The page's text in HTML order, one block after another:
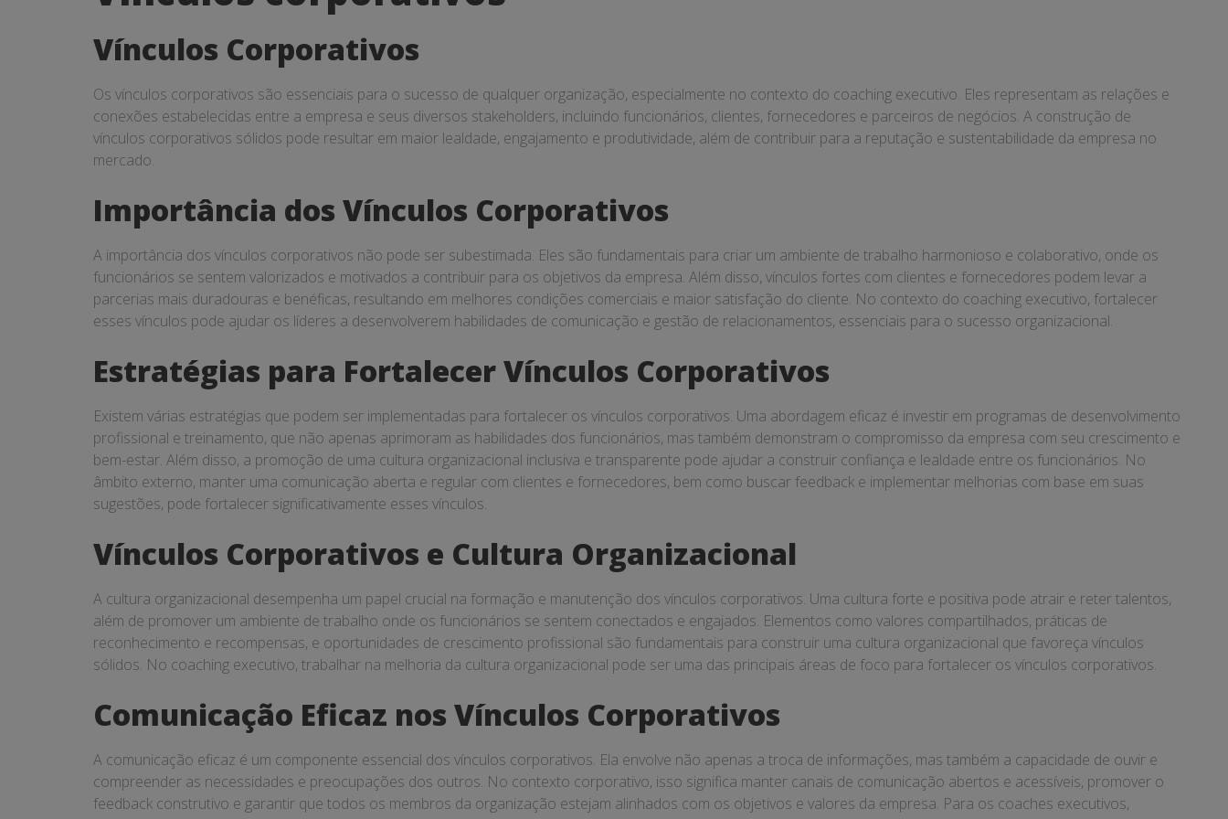
corporativos
Vínculos Corporativos
Os vínculos corporativos são essenciais para o sucesso de qualquer organização, especialmente no contexto do coaching executivo. Eles representam as relações e
conexões estabelecidas entre a empresa e seus diversos stakeholders, incluindo funcionários, clientes, fornecedores e parceiros de negócios. A construção de
vínculos corporativos sólidos pode resultar em maior lealdade, engajamento e produtividade, além de contribuir para a reputação e sustentabilidade da empresa no
mercado.
Importância dos Vínculos Corporativos
A importância dos vínculos corporativos não pode ser subestimada. Eles são fundamentais para criar um ambiente de trabalho harmonioso e colaborativo, onde os
funcionários se sentem valorizados e motivados a contribuir para os objetivos da empresa. Além disso, vínculos fortes com clientes e fornecedores podem levar a
parcerias mais duradouras e benéficas, resultando em melhores condições comerciais e maior satisfação do cliente. No contexto do coaching executivo, fortalecer
esses vínculos pode ajudar os líderes a desenvolverem habilidades de comunicação e gestão de relacionamentos, essenciais para o sucesso organizacional.
Estratégias para Fortalecer Vínculos Corporativos
Existem várias estratégias que podem ser implementadas para fortalecer os vínculos corporativos. Uma abordagem eficaz é investir em programas de desenvolvimento
profissional e treinamento, que não apenas aprimoram as habilidades dos funcionários, mas também demonstram o compromisso da empresa com seu crescimento e
bem-estar. Além disso, a promoção de uma cultura organizacional inclusiva e transparente pode ajudar a construir confiança e lealdade entre os funcionários. No
âmbito externo, manter uma comunicação aberta e regular com clientes e fornecedores, bem como buscar feedback e implementar melhorias com base em suas
sugestões, pode fortalecer significativamente esses vínculos.
Vínculos Corporativos e Cultura Organizacional
A cultura organizacional desempenha um papel crucial na formação e manutenção dos vínculos corporativos. Uma cultura forte e positiva pode atrair e reter talentos,
além de promover um ambiente de trabalho onde os funcionários se sentem conectados e engajados. Elementos como valores compartilhados, práticas de
reconhecimento e recompensas, e oportunidades de crescimento profissional são fundamentais para construir uma cultura organizacional que favoreça vínculos
sólidos. No coaching executivo, trabalhar na melhoria da cultura organizacional pode ser uma das principais áreas de foco para fortalecer os vínculos corporativos.
Comunicação Eficaz nos Vínculos Corporativos
A comunicação eficaz é um componente essencial dos vínculos corporativos. Ela envolve não apenas a troca de informações, mas também a capacidade de ouvir e
compreender as necessidades e preocupações dos outros. No contexto corporativo, isso significa manter canais de comunicação abertos e acessíveis, promover o
feedback construtivo e garantir que todos os membros da organização estejam alinhados com os objetivos e valores da empresa. Para os coaches executivos,